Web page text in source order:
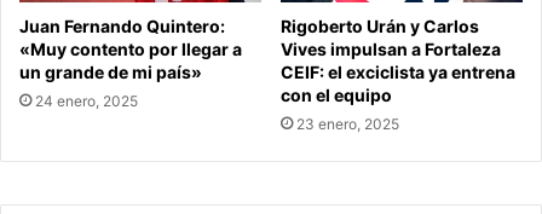
Juan Fernando Quintero:
«Muy contento por llegar a
un grande de mi país»
24 enero, 2025
Rigoberto Urán y Carlos
Vives impulsan a Fortaleza
CEIF: el exciclista ya entrena
con el equipo
23 enero, 2025